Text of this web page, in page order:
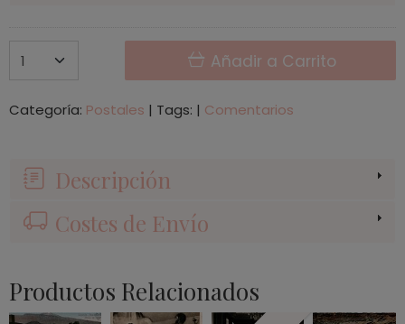
Añadir a Carrito
Categoría: Postales | Tags: | Comentarios
Descripción
Costes de Envío
Productos Relacionados